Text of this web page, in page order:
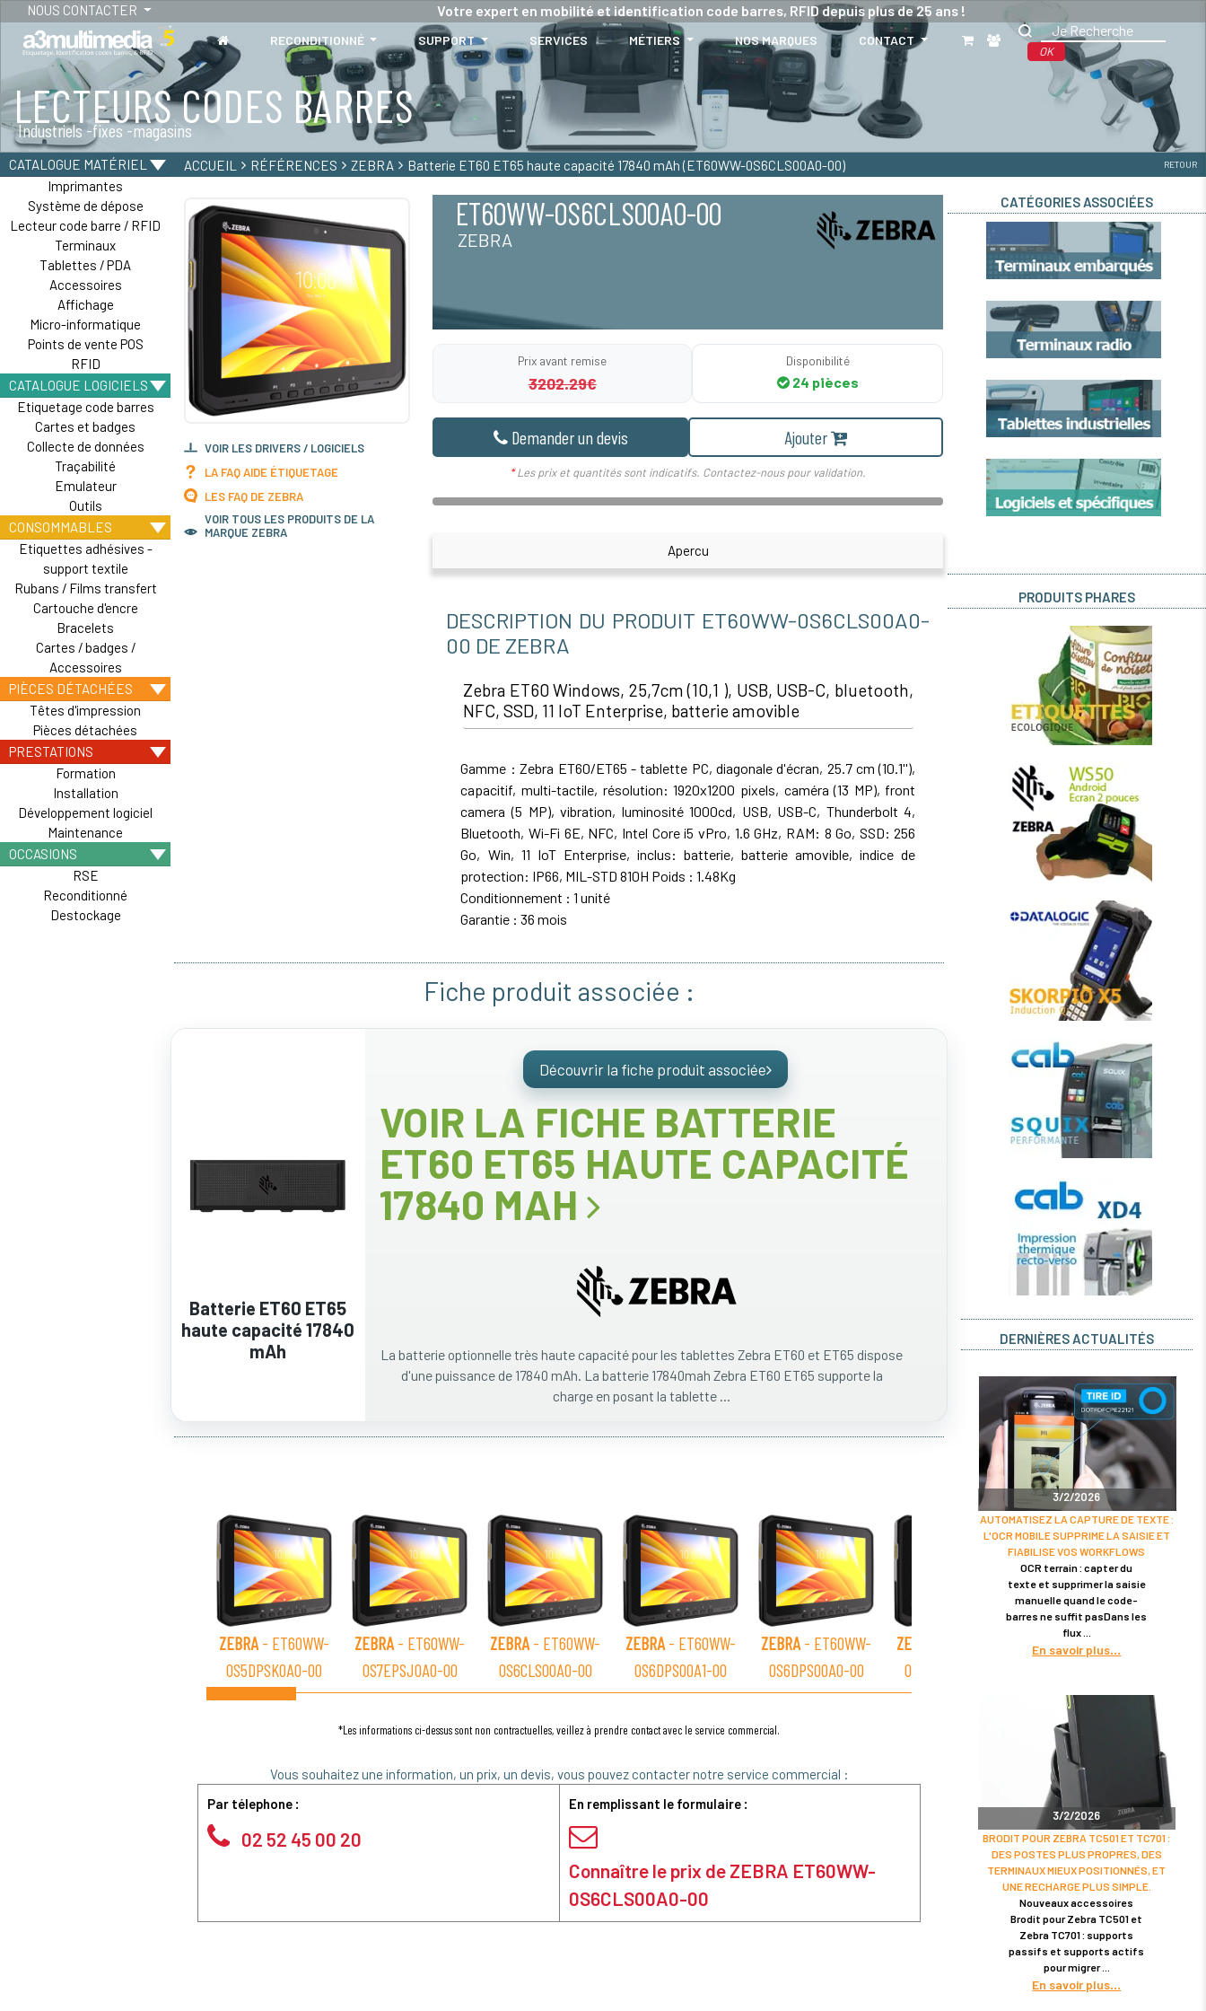
NOUS CONTACTER Votre expert en mobilité et identification code barres, RFID depuis plus de 25 ans !
RECONDITIONNÉ SUPPORT SERVICES MÉTIERS NOS MARQUES CONTACT
OK
LECTEURS CODES BARRES
Industriels -fixes -magasins
TABLETTES
Tablettes durcies - étanches - Résistantes
CATALOGUE MATÉRIEL
Imprimantes
Système de dépose
Lecteur code barre / RFID
Terminaux
Tablettes / PDA
Accessoires
Affichage
Micro-informatique
Points de vente POS
RFID
CATALOGUE LOGICIELS
Etiquetage code barres
Cartes et badges
Collecte de données
Traçabilité
Emulateur
Outils
CONSOMMABLES
Etiquettes adhésives -
support textile
Rubans / Films transfert
Cartouche d'encre
Bracelets
Cartes / badges /
Accessoires
PIÈCES DÉTACHÉES
Têtes d'impression
Pièces détachées
PRESTATIONS
Formation
Installation
Développement logiciel
Maintenance
OCCASIONS
RSE
Reconditionné
Destockage
ACCUEIL RÉFÉRENCES ZEBRA Batterie ET60 ET65 haute capacité 17840 mAh (ET60WW-0S6CLS00A0-00) RETOUR
VOIR LES DRIVERS / LOGICIELS
LA FAQ AIDE ÉTIQUETAGE
LES FAQ DE ZEBRA
VOIR TOUS LES PRODUITS DE LA
MARQUE ZEBRA
ET60WW-0S6CLS00A0-00
ZEBRA
Prix avant remise
3202.29€
Disponibilité
24 pièces
Demander un devis Ajouter
*Les prix et quantités sont indicatifs. Contactez-nous pour validation.
Apercu
DESCRIPTION DU PRODUIT ET60WW-0S6CLS00A0-
00 DE ZEBRA
Zebra ET60 Windows, 25,7cm (10,1 ), USB, USB-C, bluetooth,
NFC, SSD, 11 IoT Enterprise, batterie amovible
Gamme : Zebra ET60/ET65 - tablette PC, diagonale d'écran, 25.7 cm (10.1''),
capacitif, multi-tactile, résolution: 1920x1200 pixels, caméra (13 MP), front
camera (5 MP), vibration, luminosité 1000cd, USB, USB-C, Thunderbolt 4,
Bluetooth, Wi-Fi 6E, NFC, Intel Core i5 vPro, 1.6 GHz, RAM: 8 Go, SSD: 256
Go, Win, 11 IoT Enterprise, inclus: batterie, batterie amovible, indice de
protection: IP66, MIL-STD 810H Poids : 1.48Kg
Conditionnement : 1 unité
Garantie : 36 mois
Fiche produit associée :
Batterie ET60 ET65
haute capacité 17840
mAh
Découvrir la fiche produit associée
VOIR LA FICHE BATTERIE
ET60 ET65 HAUTE CAPACITÉ
17840 MAH
La batterie optionnelle très haute capacité pour les tablettes Zebra ET60 et ET65 dispose
d'une puissance de 17840 mAh. La batterie 17840mah Zebra ET60 ET65 supporte la
charge en posant la tablette ...
ZEBRA - ET60WW-
0S5DPSK0A0-00
ZEBRA - ET60WW-
0S7EPSJ0A0-00
ZEBRA - ET60WW-
0S6CLS00A0-00
ZEBRA - ET60WW-
0S6DPS00A1-00
ZEBRA - ET60WW-
0S6DPS00A0-00
ZEBRA
0S5DPS00A0-00
ZEBRA- ET60WW-
*Les informations ci-dessus sont non contractuelles, veillez à prendre contact avec le service commercial.
Vous souhaitez une information, un prix, un devis, vous pouvez contacter notre service commercial :
Par télephone :
02 52 45 00 20
En remplissant le formulaire :
Connaître le prix de ZEBRA ET60WW-
0S6CLS00A0-00
CATÉGORIES ASSOCIÉES
PRODUITS PHARES
DERNIÈRES ACTUALITÉS
3/2/2026
AUTOMATISEZ LA CAPTURE DE TEXTE :
L'OCR MOBILE SUPPRIME LA SAISIE ET
FIABILISE VOS WORKFLOWS
OCR terrain : capter du
texte et supprimer la saisie
manuelle quand le code-
barres ne suffit pasDans les
flux
En savoir plus
3/2/2026
BRODIT POUR ZEBRA TC501 ET TC701 :
DES POSTES PLUS PROPRES, DES
TERMINAUX MIEUX POSITIONNÉS, ET
UNE RECHARGE PLUS SIMPLE.
Nouveaux accessoires
Brodit pour Zebra TC501 et
Zebra TC701 : supports
passifs et supports actifs
pour migrer
En savoir plus